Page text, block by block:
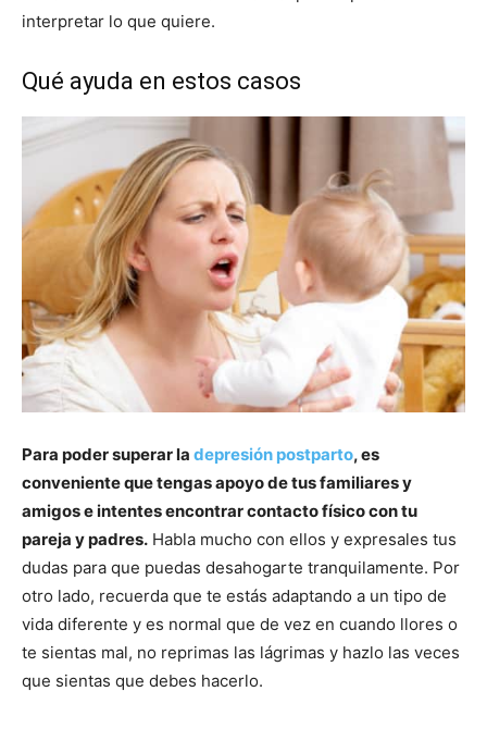
interpretar lo que quiere.
Qué ayuda en estos casos
Para poder superar la depresión postparto, es
conveniente que tengas apoyo de tus familiares y
amigos e intentes encontrar contacto físico con tu
pareja y padres. Habla mucho con ellos y expresales tus
dudas para que puedas desahogarte tranquilamente. Por
otro lado, recuerda que te estás adaptando a un tipo de
vida diferente y es normal que de vez en cuando llores o
te sientas mal, no reprimas las lágrimas y hazlo las veces
que sientas que debes hacerlo.